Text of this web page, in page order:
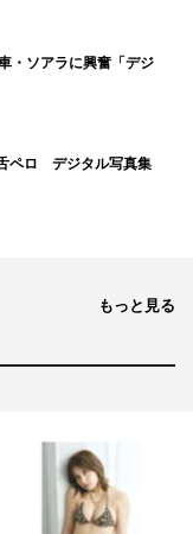
・ソアラに興奮「デジ
ペロ デジタル写真集
もっと見る